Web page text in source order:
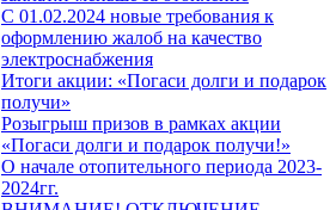
С 01.02.2024 новые требования к
оформлению жалоб на качество
электроснабжения
Итоги акции: «Погаси долги и подарок
получи»
Розыгрыш призов в рамках акции
«Погаси долги и подарок получи!»
О начале отопительного периода 2023-
2024гг.